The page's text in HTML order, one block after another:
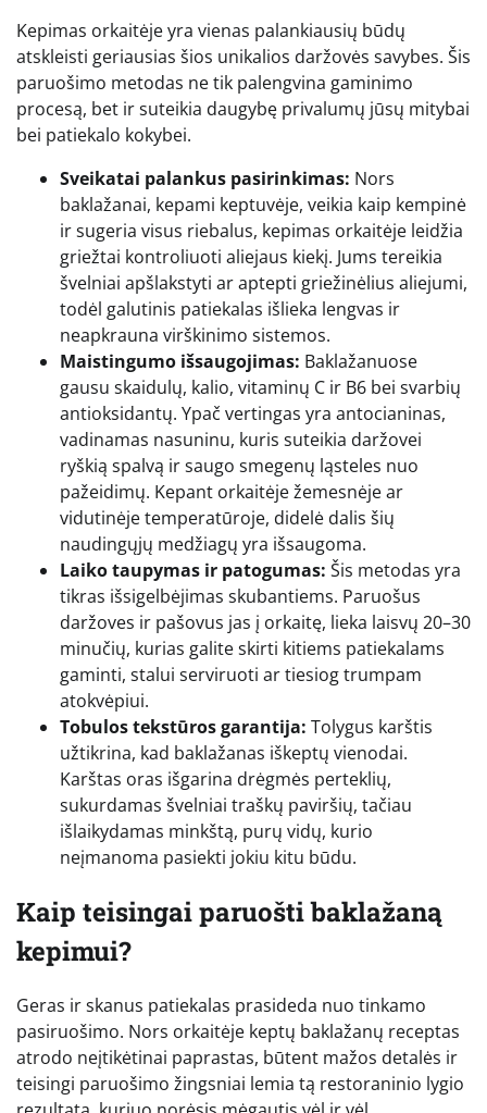
Kepimas orkaitėje yra vienas palankiausių būdų
atskleisti geriausias šios unikalios daržovės savybes. Šis
paruošimo metodas ne tik palengvina gaminimo
procesą, bet ir suteikia daugybę privalumų jūsų mitybai
bei patiekalo kokybei.
Sveikatai palankus pasirinkimas: Nors
baklažanai, kepami keptuvėje, veikia kaip kempinė
ir sugeria visus riebalus, kepimas orkaitėje leidžia
griežtai kontroliuoti aliejaus kiekį. Jums tereikia
švelniai apšlakstyti ar aptepti griežinėlius aliejumi,
todėl galutinis patiekalas išlieka lengvas ir
neapkrauna virškinimo sistemos.
Maistingumo išsaugojimas: Baklažanuose
gausu skaidulų, kalio, vitaminų C ir B6 bei svarbių
antioksidantų. Ypač vertingas yra antocianinas,
vadinamas nasuninu, kuris suteikia daržovei
ryškią spalvą ir saugo smegenų ląsteles nuo
pažeidimų. Kepant orkaitėje žemesnėje ar
vidutinėje temperatūroje, didelė dalis šių
naudingųjų medžiagų yra išsaugoma.
Laiko taupymas ir patogumas: Šis metodas yra
tikras išsigelbėjimas skubantiems. Paruošus
daržoves ir pašovus jas į orkaitę, lieka laisvų 20–30
minučių, kurias galite skirti kitiems patiekalams
gaminti, stalui serviruoti ar tiesiog trumpam
atokvėpiui.
Tobulos tekstūros garantija: Tolygus karštis
užtikrina, kad baklažanas iškeptų vienodai.
Karštas oras išgarina drėgmės perteklių,
sukurdamas švelniai traškų paviršių, tačiau
išlaikydamas minkštą, purų vidų, kurio
neįmanoma pasiekti jokiu kitu būdu.
Kaip teisingai paruošti baklažaną
kepimui?
Geras ir skanus patiekalas prasideda nuo tinkamo
pasiruošimo. Nors orkaitėje keptų baklažanų receptas
atrodo neįtikėtinai paprastas, būtent mažos detalės ir
teisingi paruošimo žingsniai lemia tą restoraninio lygio